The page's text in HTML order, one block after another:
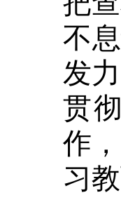
不
发
贯
作
习